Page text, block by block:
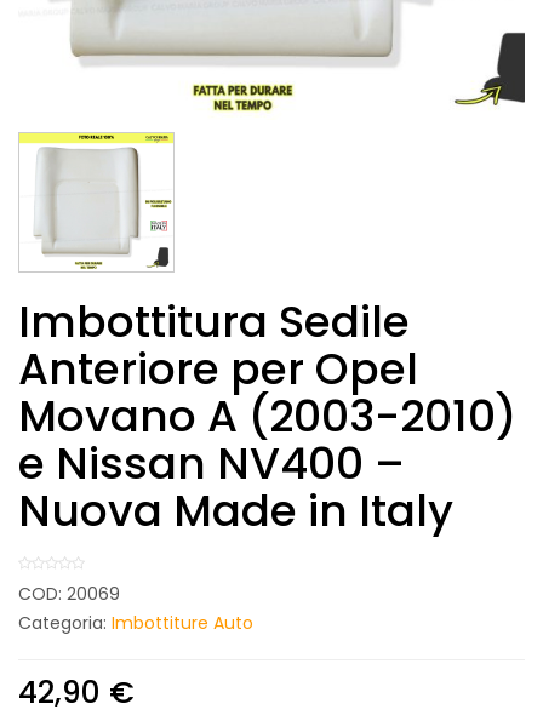
Imbottitura Sedile
Anteriore per Opel
Movano A (2003-2010)
e Nissan NV400 –
Nuova Made in Italy
COD: 20069
Categoria: Imbottiture Auto
42,90 €